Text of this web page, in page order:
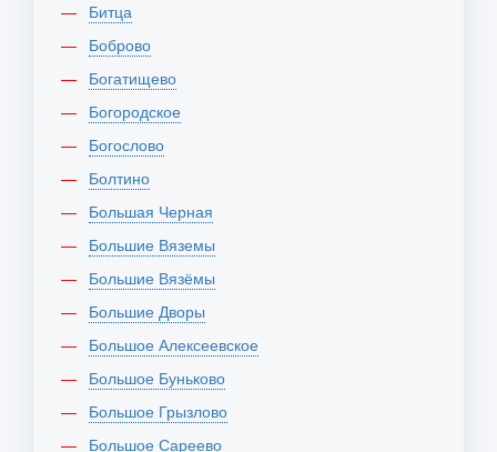
Битца
Боброво
Богатищево
Богородское
Богослово
Болтино
Большая Черная
Большие Вяземы
Большие Вязёмы
Большие Дворы
Большое Алексеевское
Большое Буньково
Большое Грызлово
Большое Сареево